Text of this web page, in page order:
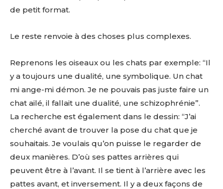
de petit format.
Le reste renvoie à des choses plus complexes.
Reprenons les oiseaux ou les chats par exemple: “Il
y a toujours une dualité, une symbolique. Un chat
mi ange-mi démon. Je ne pouvais pas juste faire un
chat ailé, il fallait une dualité, une schizophrénie”.
La recherche est également dans le dessin: “J’ai
cherché avant de trouver la pose du chat que je
souhaitais. Je voulais qu’on puisse le regarder de
deux manières. D’où ses pattes arrières qui
peuvent être à l’avant. Il se tient à l’arrière avec les
pattes avant, et inversement. Il y a deux façons de